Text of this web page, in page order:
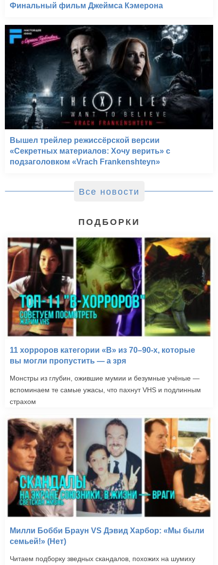
Финальный фильм Джеймса Кэмерона
Вышел трейлер режиссёрской версии
«Секретных материалов: Хочу верить» с
подзаголовком «Vrach Frankenshteyn»
Все новости
ПОДБОРКИ
11 хорроров категории «B» из 70–90-х, которые
вы могли пропустить — а зря
Монстры из глубин, ожившие мумии и безумные учёные —
вспоминаем те самые ужасы, что пахнут VHS и подлинным
страхом
Милли Бобби Браун VS Дэвид Харбор: «Мы были
семьей!» (Нет)
Читаем подборку зведных скандалов, похожих на шумиху